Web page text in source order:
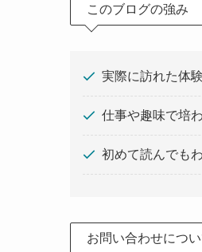
このブログの強み
実際に訪れた体
仕事や趣味で培
初めて読んでも
お問い合わせにつ